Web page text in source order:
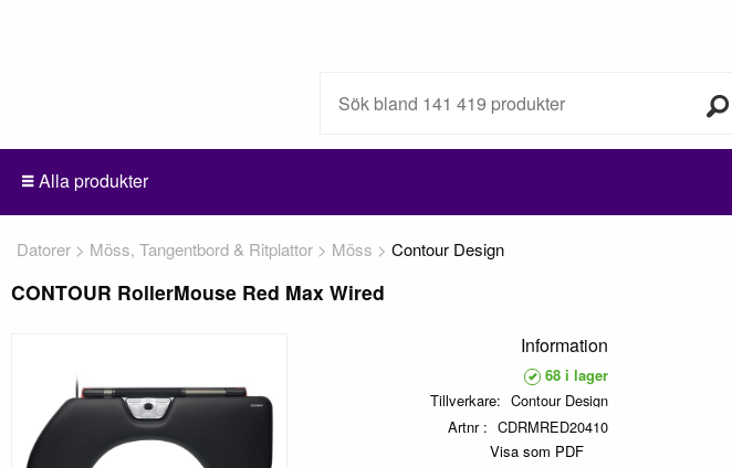
Alla produkter
Datorer Möss, Tangentbord & Ritplattor Möss Contour Design
CONTOUR RollerMouse Red Max Wired
Information
68 i lager
Tillverkare
Contour Design
Artnr
CDRMRED20410
Visa som PDF